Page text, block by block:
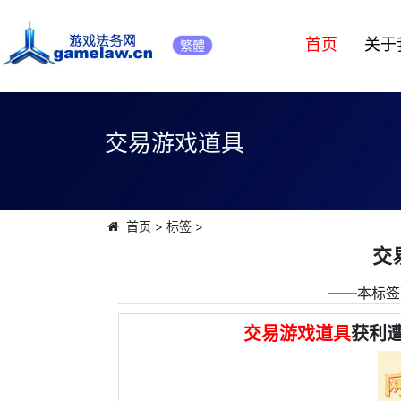
繁體 首页 关于
交易游戏道具
首页 > 标签>
交
――本标签
交易游戏道具获利